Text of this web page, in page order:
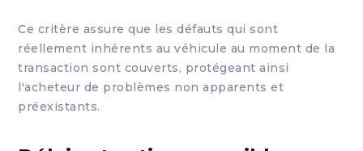
Ce critère assure que les défauts qui sont
réellement inhérents au véhicule au moment de la
transaction sont couverts, protégeant ainsi
l'acheteur de problèmes non apparents et
préexistants.